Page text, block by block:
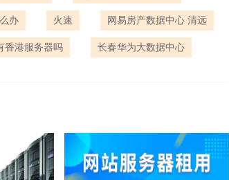
办 火速 网易房产数据中心 清远
香港服务器吗 长春华为大数据中心